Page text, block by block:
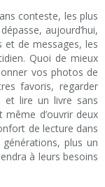
conteste, les plus
aujourd’hui,
et de messages, les
Quoi de mieux
vos photos de
favoris, regarder
et lire un livre sans
d’ouvrir deux
de lecture dans
plus un
à leurs besoins